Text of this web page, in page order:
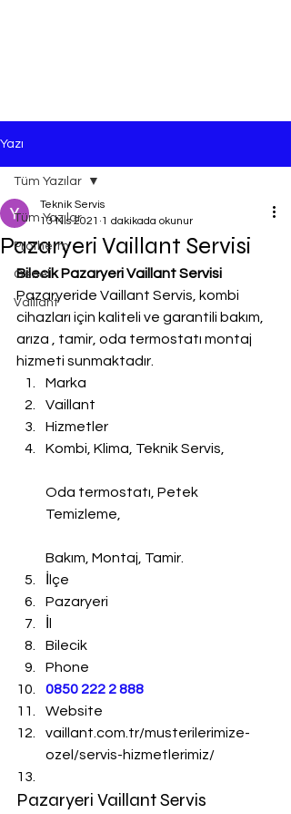
Yazı
Tüm Yazılar
Protherm
Genel
Vaillant
Tüm Yazılar
Pazaryeri Vaillant Servisi
Teknik Servis
13 Nis 2021 1 dakikada okunur
Bilecik Pazaryeri Vaillant Servisi
Pazaryeride Vaillant Servis, kombi
cihazları için kaliteli ve garantili bakım,
arıza , tamir, oda termostatı montaj
hizmeti sunmaktadır.
Marka
Vaillant
Hizmetler
Kombi, Klima, Teknik Servis,
Oda termostatı, Petek
Temizleme,
Bakım, Montaj, Tamir.
İlçe
Pazaryeri
Bilecik
Phone
0850 222 2 888
Website
vaillant.com.tr/musterilerimize-
ozel/servis-hizmetlerimiz/
Pazaryeri Vaillant Servis